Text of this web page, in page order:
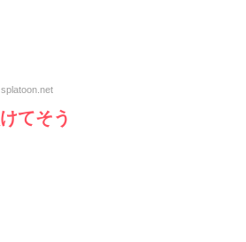
splatoon.net
てそう